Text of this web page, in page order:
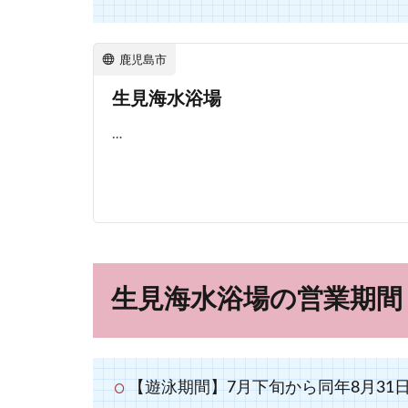
鹿児島市
生見海水浴場
…
生見海水浴場の営業期間
【遊泳期間】7月下旬から同年8月31